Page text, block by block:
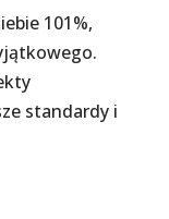
101%,
standardy i